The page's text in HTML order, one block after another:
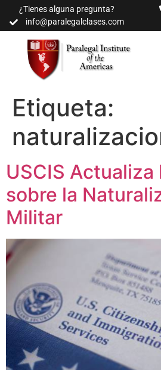
¿Tienes alguna pregunta?
info@paralegalclases.com
Etiqueta:
USCIS Actualiza
sobre la
Militar